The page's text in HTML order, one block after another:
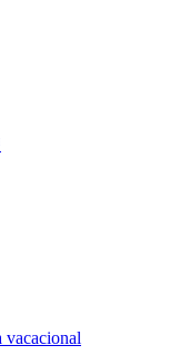
vacacional